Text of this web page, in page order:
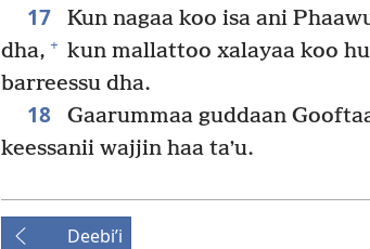
17
Kun nagaa koo isa ani
dha, + kun mallattoo xalayaa koo
barreessu dha.
18
Gaarummaa guddaan
keessanii wajjin haa taʼu.
Deebiʼi